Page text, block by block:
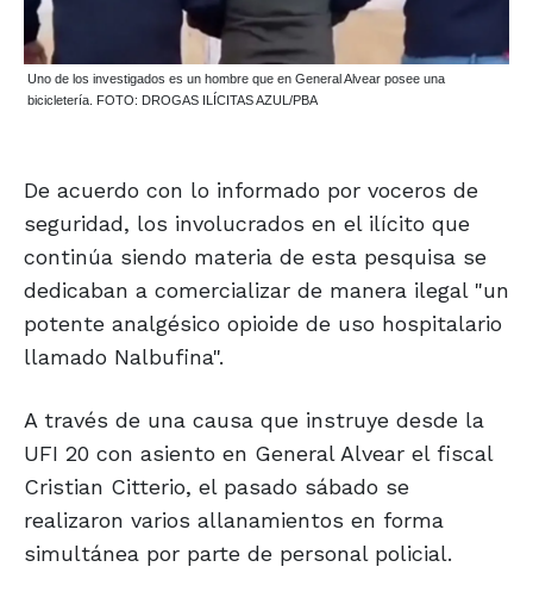
Uno de los investigados es un hombre que en General Alvear posee una
bicicletería. FOTO: DROGAS ILÍCITAS AZUL/PBA
De acuerdo con lo informado por voceros de
seguridad, los involucrados en el ilícito que
continúa siendo materia de esta pesquisa se
dedicaban a comercializar de manera ilegal "un
potente analgésico opioide de uso hospitalario
llamado Nalbufina".
A través de una causa que instruye desde la
UFI 20 con asiento en General Alvear el fiscal
Cristian Citterio, el pasado sábado se
realizaron varios allanamientos en forma
simultánea por parte de personal policial.